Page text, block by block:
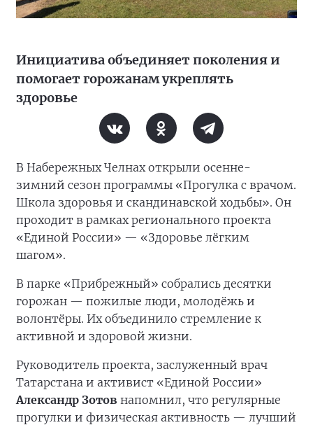
Инициатива объединяет поколения и
помогает горожанам укреплять
здоровье
В Набережных Челнах открыли осенне-
зимний сезон программы «Прогулка с врачом.
Школа здоровья и скандинавской ходьбы». Он
проходит в рамках регионального проекта
«Единой России» — «Здоровье лёгким
шагом».
В парке «Прибрежный» собрались десятки
горожан — пожилые люди, молодёжь и
волонтёры. Их объединило стремление к
активной и здоровой жизни.
Руководитель проекта, заслуженный врач
Татарстана и активист «Единой России»
Александр Зотов напомнил, что регулярные
прогулки и физическая активность — лучший